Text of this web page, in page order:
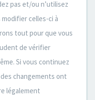
pas et/ou n’utilisez
modifier celles-ci à
tout pour que vous
de vérifier
Si vous continuez
des changements ont
légalement